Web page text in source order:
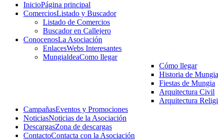
InicioPágina principal
ComerciosListado y Buscador
Listado de Comercios
Buscador en Callejero
ConocenosLa Asociación
EnlacesWebs Interesantes
MungialdeaComo llegar
Cómo llegar
Historia de Mungia
Fiestas de Mungia
Arquitectura Civil
Arquitectura
CampañasEventos y Promociones
NoticiasNoticias de la Asociación
DescargasZona de descargas
ContactoContacta con la Asociación